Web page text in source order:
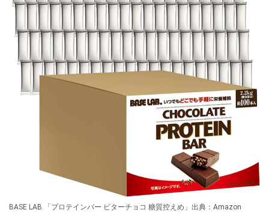
BASE LAB.「プロテインバー ビターチョコ 糖質控えめ」出典：Amazon